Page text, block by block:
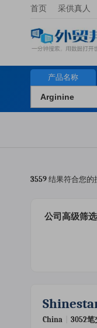
首页 采供真人
产品名称
3559 结果符合您的
公司高级筛选
China 3052笔